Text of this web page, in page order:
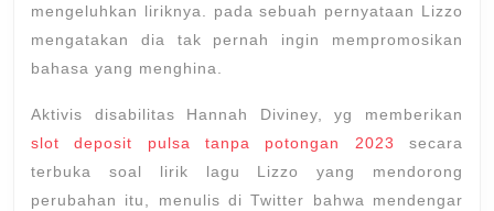
mengeluhkan liriknya. pada sebuah pernyataan Lizzo
mengatakan dia tak pernah ingin mempromosikan
bahasa yang menghina.
Aktivis disabilitas Hannah Diviney, yg memberikan
slot deposit pulsa tanpa potongan 2023
secara
terbuka soal lirik lagu Lizzo yang mendorong
perubahan itu, menulis di Twitter bahwa mendengar